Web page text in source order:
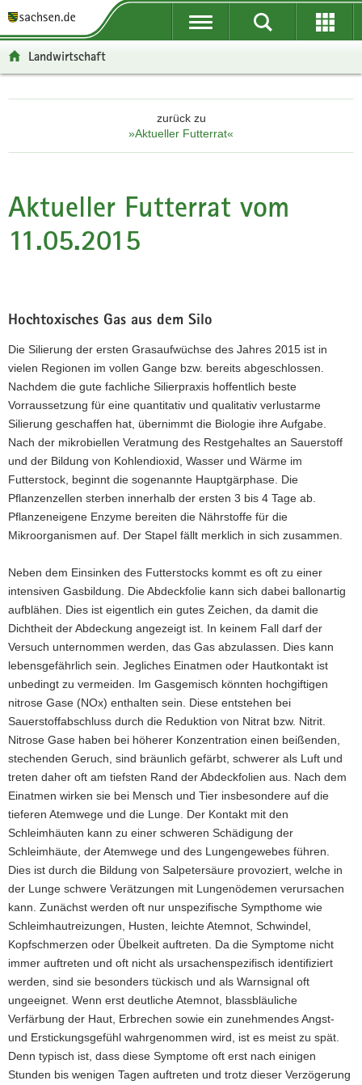
t
l
e
g
r
e
i
d
e
N
i
i
o
n
t
l
v
g
a
t
i
p
i
a
t
t
r
e
e
i
c
h
Landwirtschaft
zurück zu
»Aktueller Futterrat«
Aktueller Futterrat vom
11.05.2015
Hochtoxisches Gas aus dem Silo
Die Silierung der ersten Grasaufwüchse des Jahres 2015 ist in
vielen Regionen im vollen Gange bzw. bereits abgeschlossen.
Nachdem die gute fachliche Silierpraxis hoffentlich beste
Vorraussetzung für eine quantitativ und qualitativ verlustarme
Silierung geschaffen hat, übernimmt die Biologie ihre Aufgabe.
Nach der mikrobiellen Veratmung des Restgehaltes an Sauerstoff
und der Bildung von Kohlendioxid, Wasser und Wärme im
Futterstock, beginnt die sogenannte Hauptgärphase. Die
Pflanzenzellen sterben innerhalb der ersten 3 bis 4 Tage ab.
Pflanzeneigene Enzyme bereiten die Nährstoffe für die
Mikroorganismen auf. Der Stapel fällt merklich in sich zusammen.
Neben dem Einsinken des Futterstocks kommt es oft zu einer
intensiven Gasbildung. Die Abdeckfolie kann sich dabei ballonartig
aufblähen. Dies ist eigentlich ein gutes Zeichen, da damit die
Dichtheit der Abdeckung angezeigt ist. In keinem Fall darf der
Versuch unternommen werden, das Gas abzulassen. Dies kann
lebensgefährlich sein. Jegliches Einatmen oder Hautkontakt ist
unbedingt zu vermeiden. Im Gasgemisch könnten hochgiftigen
nitrose Gase (NOx) enthalten sein. Diese entstehen bei
Sauerstoffabschluss durch die Reduktion von Nitrat bzw. Nitrit.
Nitrose Gase haben bei höherer Konzentration einen beißenden,
stechenden Geruch, sind bräunlich gefärbt, schwerer als Luft und
treten daher oft am tiefsten Rand der Abdeckfolien aus. Nach dem
Einatmen wirken sie bei Mensch und Tier insbesondere auf die
tieferen Atemwege und die Lunge. Der Kontakt mit den
Schleimhäuten kann zu einer schweren Schädigung der
Schleimhäute, der Atemwege und des Lungengewebes führen.
Dies ist durch die Bildung von Salpetersäure provoziert, welche in
der Lunge schwere Verätzungen mit Lungenödemen verursachen
kann. Zunächst werden oft nur unspezifische Sympthome wie
Schleimhautreizungen, Husten, leichte Atemnot, Schwindel,
Kopfschmerzen oder Übelkeit auftreten. Da die Symptome nicht
immer auftreten und oft nicht als ursachenspezifisch identifiziert
werden, sind sie besonders tückisch und als Warnsignal oft
ungeeignet. Wenn erst deutliche Atemnot, blassbläuliche
Verfärbung der Haut, Erbrechen sowie ein zunehmendes Angst-
und Erstickungsgefühl wahrgenommen wird, ist es meist zu spät.
Denn typisch ist, dass diese Symptome oft erst nach einigen
Stunden bis wenigen Tagen auftreten und trotz dieser Verzögerung